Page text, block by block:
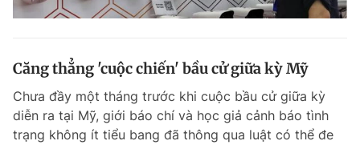
Căng thẳng 'cuộc chiến' bầu cử giữa kỳ Mỹ
Chưa đầy một tháng trước khi cuộc bầu cử giữa kỳ
diễn ra tại Mỹ, giới báo chí và học giả cảnh báo tình
trạng không ít tiểu bang đã thông qua luật có thể đe